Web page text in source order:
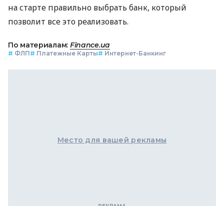
на старте правильно выбрать банк, который
позволит все это реализовать.
По материалам: Finance.ua
# ФЛП# Платежные Карты# Интернет-Банкинг
Место для вашей рекламы